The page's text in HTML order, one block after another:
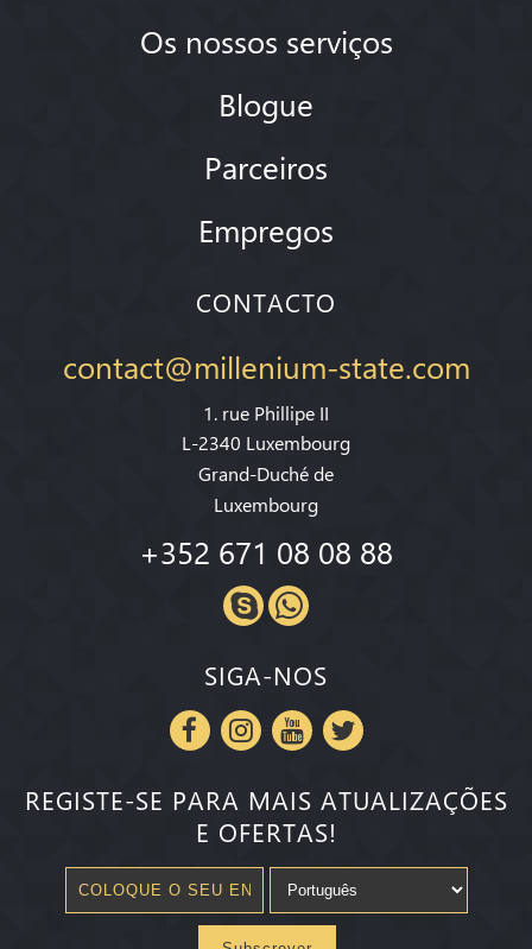
Os nossos serviços
Blogue
Parceiros
Empregos
CONTACTO
contact@millenium-state.com
1. rue Phillipe II
L-2340 Luxembourg
Grand-Duché de
Luxembourg
+352 671 08 08 88
SIGA-NOS
REGISTE-SE PARA MAIS ATUALIZAÇÕES
E OFERTAS!